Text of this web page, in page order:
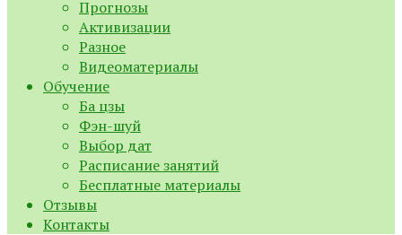
Прогнозы
Активизации
Разное
Видеоматериалы
Обучение
Ба цзы
Фэн-шуй
Выбор дат
Расписание занятий
Бесплатные материалы
Отзывы
Контакты